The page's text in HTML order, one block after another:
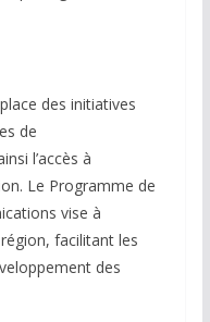
des initiatives
de
l’accès à
Le Programme de
vise à
facilitant les
des